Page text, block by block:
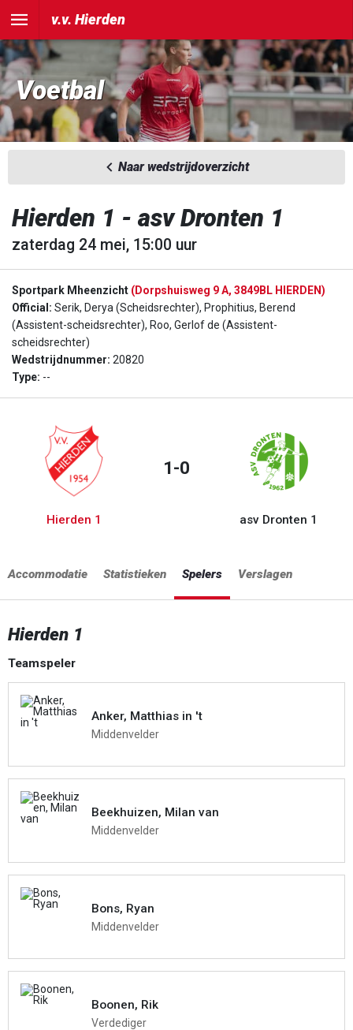
v.v. Hierden
Voetbal
Naar wedstrijdoverzicht
Hierden 1 - asv Dronten 1
zaterdag 24 mei, 15:00 uur
Sportpark Mheenzicht (Dorpshuisweg 9 A, 3849BL HIERDEN)
Official: Serik, Derya (Scheidsrechter), Prophitius, Berend
(Assistent-scheidsrechter), Roo, Gerlof de (Assistent-
scheidsrechter)
Wedstrijdnummer: 20820
Type: --
Hierden 1
1-0
asv Dronten 1
Accommodatie Statistieken Spelers Verslagen
Hierden 1
Teamspeler
Anker, Matthias in 't
Middenvelder
Beekhuizen, Milan van
Middenvelder
Bons, Ryan
Middenvelder
Boonen, Rik
Verdediger